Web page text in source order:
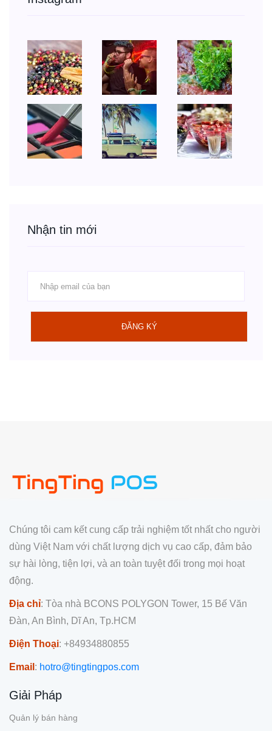
Nhận tin mới
ĐĂNG KÝ
Chúng tôi cam kết cung cấp trải nghiệm tốt nhất cho người
dùng Việt Nam với chất lượng dịch vụ cao cấp, đảm bảo
sự hài lòng, tiện lợi, và an toàn tuyệt đối trong mọi hoạt
động.
Địa chỉ: Tòa nhà BCONS POLYGON Tower, 15 Bế Văn
Đàn, An Bình, Dĩ An, Tp.HCM
Điện Thoại: +84934880855
Email : hotro@tingtingpos.com
Giải Pháp
Quản lý bán hàng